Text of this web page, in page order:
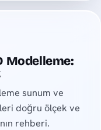
Modelleme:
sunum ve
doğru ölçek ve
rehberi.